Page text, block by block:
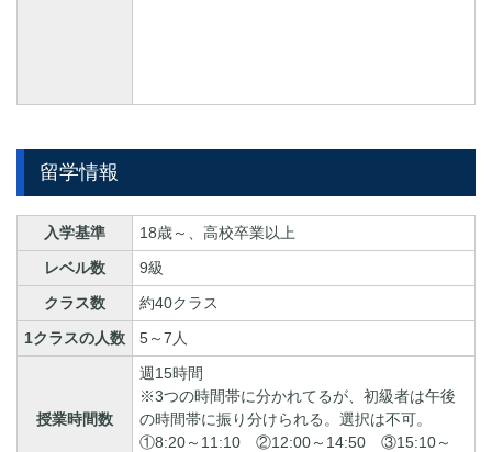
留学情報
入学基準
18歳～、高校卒業以上
レベル数
9級
クラス数
約40クラス
1クラスの人数
5～7人
授業時間数
週15時間
※3つの時間帯に分かれてるが、初級者は午後
の時間帯に振り分けられる。選択は不可。
①8:20～11:10 ②12:00～14:50 ③15:10～